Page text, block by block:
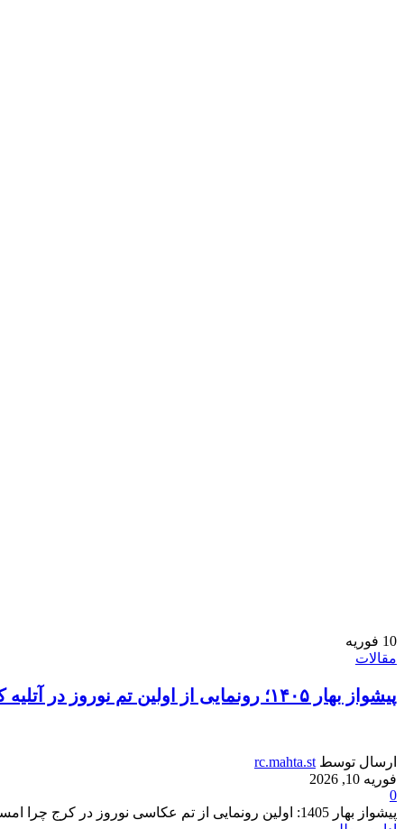
10 فوریه
مقالات
پیشواز بهار ۱۴۰۵؛ رونمایی از اولین تم نوروز در آتلیه کودک کرج
ارسال توسط rc.mahta.st
فوریه 10, 2026
0
پیشواز بهار 1405: اولین رونمایی از تم عکاسی نوروز در کرج چرا امسال آتلیه مهتا تقویم عکاسی کودک را ت...